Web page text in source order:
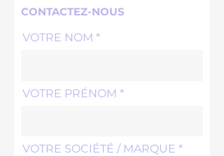
CONTACTEZ-NOUS
VOTRE NOM
VOTRE PRÉNOM
VOTRE SOCIÉTÉ / MARQUE